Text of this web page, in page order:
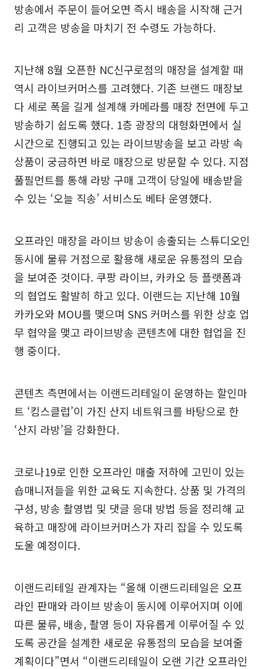
방송에서 주문이 들어오면 즉시 배송을 시작해 근거
리 고객은 방송을 마치기 전 수령도 가능하다.
지난해 8월 오픈한 NC신구로점의 매장을 설계할 때
역시 라이브커머스를 고려했다. 기존 브랜드 매장보
다 세로 폭을 길게 설계해 카메라를 매장 전면에 두고
방송하기 쉽도록 했다. 1층 광장의 대형화면에서 실
시간으로 진행되고 있는 라이브방송을 보고 라방 속
상품이 궁금하면 바로 매장으로 방문할 수 있다. 지점
풀필먼트를 통해 라방 구매 고객이 당일에 배송받을
수 있는 ‘오늘 직송’ 서비스도 베타 운영했다.
오프라인 매장을 라이브 방송이 송출되는 스튜디오인
동시에 물류 거점으로 활용해 새로운 유통점의 모습
을 보여준 것이다. 쿠팡 라이브, 카카오 등 플랫폼과
의 협업도 활발히 하고 있다. 이랜드는 지난해 10월
카카오와 MOU를 맺으며 SNS 커머스를 위한 상호 업
무 협약을 맺고 라이브방송 콘텐츠에 대한 협업을 진
행 중이다.
콘텐츠 측면에서는 이랜드리테일이 운영하는 할인마
트 ‘킴스클럽’이 가진 산지 네트워크를 바탕으로 한
‘산지 라방’을 강화한다.
코로나19로 인한 오프라인 매출 저하에 고민이 있는
숍매니저들을 위한 교육도 지속한다. 상품 및 가격의
구성, 방송 촬영법 및 댓글 응대 방법 등을 정리해 교
육하고 매장에 라이브커머스가 자리 잡을 수 있도록
도울 예정이다.
이랜드리테일 관계자는 “올해 이랜드리테일은 오프
라인 판매와 라이브 방송이 동시에 이루어지며 이에
따른 물류, 배송, 촬영 등이 자유롭게 이루어질 수 있
도록 공간을 설계한 새로운 유통점의 모습을 보여줄
계획이다”면서 “이랜드리테일이 오랜 기간 오프라인